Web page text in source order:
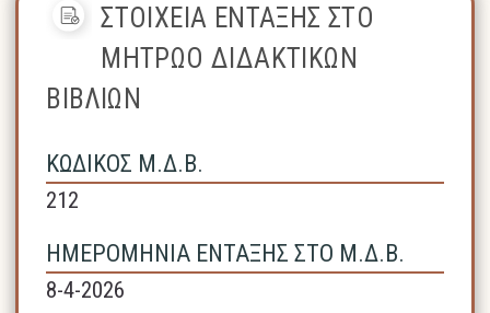
ΣΤΟΙΧΕΙΑ ΕΝΤΑΞΗΣ ΣΤΟ
ΜΗΤΡΩΟ ΔΙΔΑΚΤΙΚΩΝ
ΒΙΒΛΙΩΝ
ΚΩΔΙΚΟΣ Μ.Δ.Β.
212
ΗΜΕΡΟΜΗΝΙΑ ΕΝΤΑΞΗΣ ΣΤΟ Μ.Δ.Β.
8-4-2026